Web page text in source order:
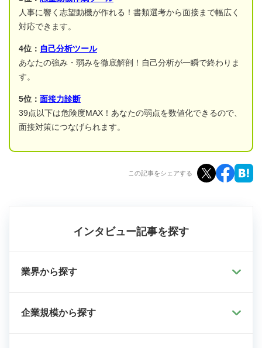
人事に響く志望動機が作れる！書類選考から面接まで幅広く
対応できます。
4位： 自己分析ツール
あなたの強み・弱みを徹底解剖！自己分析が一瞬で終わりま
す。
5位： 面接力診断
39点以下は危険度MAX！あなたの弱点を数値化できるので、
面接対策につなげられます。
この記事をシェアする
インタビュー記事を探す
業界から探す
企業規模から探す